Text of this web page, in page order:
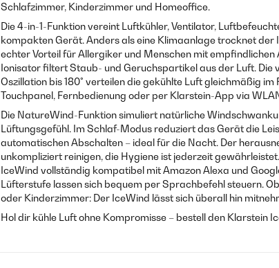
Schlafzimmer, Kinderzimmer und Homeoffice.
Die 4-in-1-Funktion vereint Luftkühler, Ventilator,
kompakten Gerät. Anders als eine Klimaanlage trocknet der
echter Vorteil für Allergiker und Menschen mit
Ionisator filtert Staub- und Geruchspartikel aus der Luft. Die
Oszillation bis 180° verteilen die gekühlte Luft gleichmäßig
Touchpanel, Fernbedienung oder per Klarstein-App via
Die NatureWind-Funktion simuliert natürliche
Lüftungsgefühl. Im Schlaf-Modus reduziert das Gerät die
automatischen Abschalten – ideal für die Nacht. Der
unkompliziert reinigen, die Hygiene ist jederzeit
IceWind vollständig kompatibel mit Amazon Alexa und
Lüfterstufe lassen sich bequem per Sprachbefehl steuern.
oder Kinderzimmer: Der IceWind lässt sich überall hin
Hol dir kühle Luft ohne Kompromisse – bestell den Klarstein